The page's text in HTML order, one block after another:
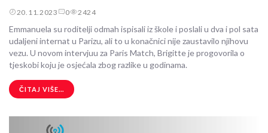
20.11.2023 0 2424
Emmanuela su roditelji odmah ispisali iz škole i poslali u dva i pol sata
udaljeni internat u Parizu, ali to u konačnici nije zaustavilo njihovu
vezu. U novom intervjuu za Paris Match, Brigitte je progovorila o
tjeskobi koju je osjećala zbog razlike u godinama.
ČITAJ VIŠE...